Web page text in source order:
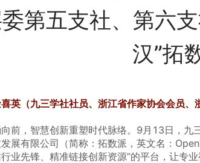
第五支社、第六
汉”拓
英（九三学社社员、浙江省作家协会会员、
前，智慧创新重塑时代脉络。9月13日，九
展有限公司（简称：拓数派，英文名：
业先锋、精准链接创新资源”的平台，让专业